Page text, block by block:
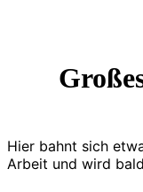
Hier bahnt sich
Arbeit und wird